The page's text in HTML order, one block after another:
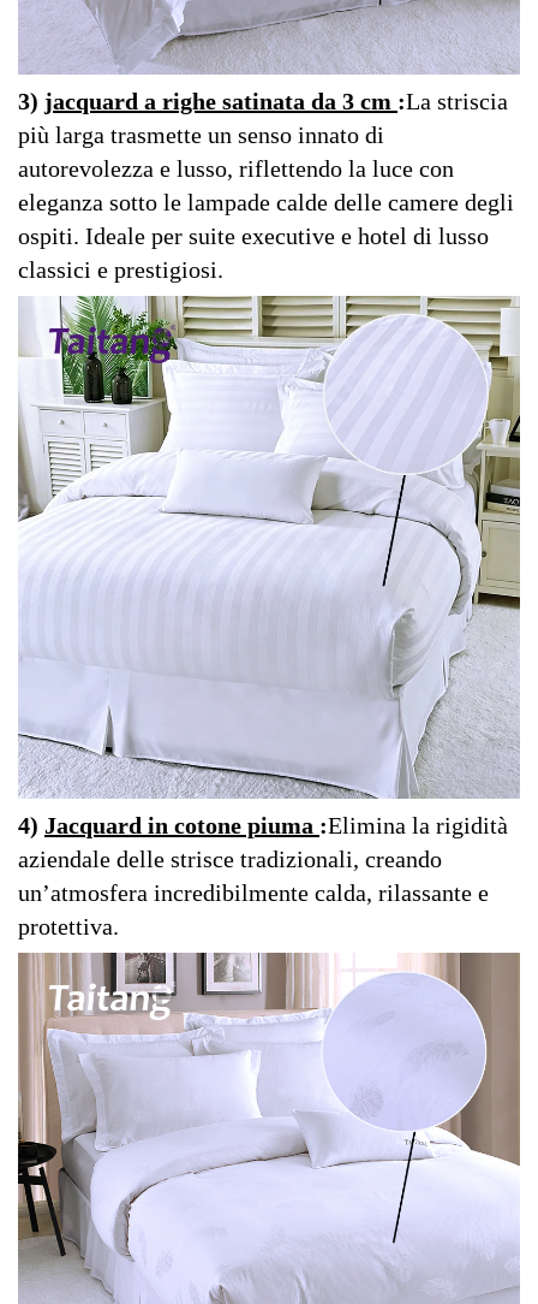
3) jacquard a righe satinata da 3 cm :La striscia
più larga trasmette un senso innato di
autorevolezza e lusso, riflettendo la luce con
eleganza sotto le lampade calde delle camere degli
ospiti. Ideale per suite executive e hotel di lusso
classici e prestigiosi.
4) Jacquard in cotone piuma :Elimina la rigidità
aziendale delle strisce tradizionali, creando
un’atmosfera incredibilmente calda, rilassante e
protettiva.